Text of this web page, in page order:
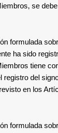
se
formulada
ha sido
tiene
registro del
en los
formulada